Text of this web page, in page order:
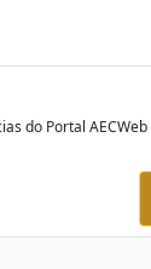
do Portal AECWeb